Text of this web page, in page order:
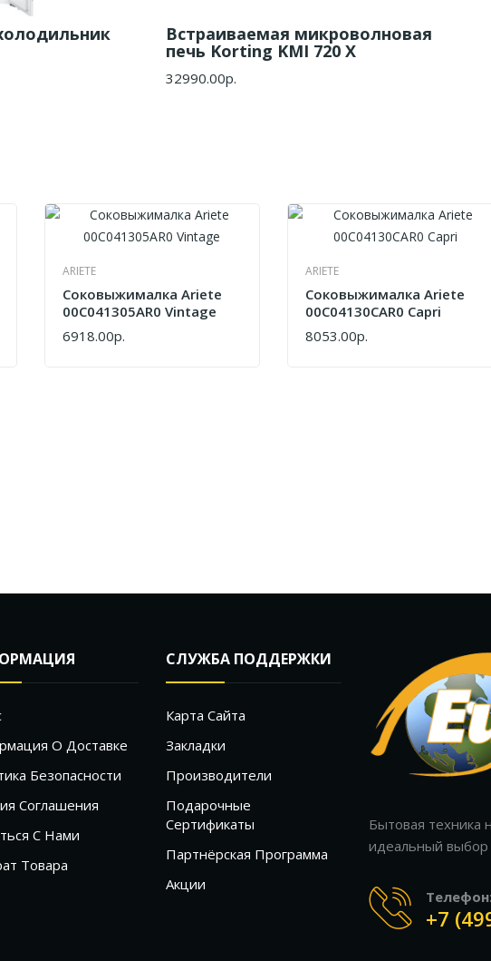
Встраиваемая микроволновая
печь Korting KMI 720 X
32990.00р.
ARIETE
Соковыжималка Ariete
00C041305AR0 Vintage
6918.00р.
КУПИТЬ
ARIETE
Соковыжималка Ariete
00C04130CAR0 Capri
8053.00р.
КУПИТЬ
О Доставке
Безопасности
Соглашения
С Нами
Товара
СЛУЖБА ПОДДЕРЖКИ
Карта Сайта
Закладки
Производители
Подарочные
Сертификаты
Партнёрская Программа
Акции
Бытовая техника
идеальный выбор
Телефон:
+7